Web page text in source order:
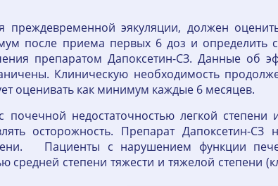
эякуляции, должен
после приема первых 6 доз и определить
препаратом Дапоксетин-СЗ. Данные об
Клиническую необходимость
оценивать как минимум каждые 6 месяцев.
недостаточностью легкой степени
осторожность. Препарат Дапоксетин-СЗ
Пациенты с нарушением функции
средней степени тяжести и тяжелой степени